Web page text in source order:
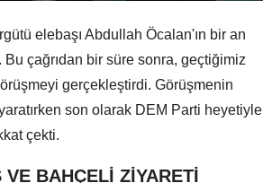
elebaşı Abdullah Öcalan'ın bir an
çağrıdan bir süre sonra, geçtiğimiz
gerçekleştirdi. Görüşmenin
son olarak DEM Parti heyetiyle
çekti.
BAHÇELİ ZİYARETİ